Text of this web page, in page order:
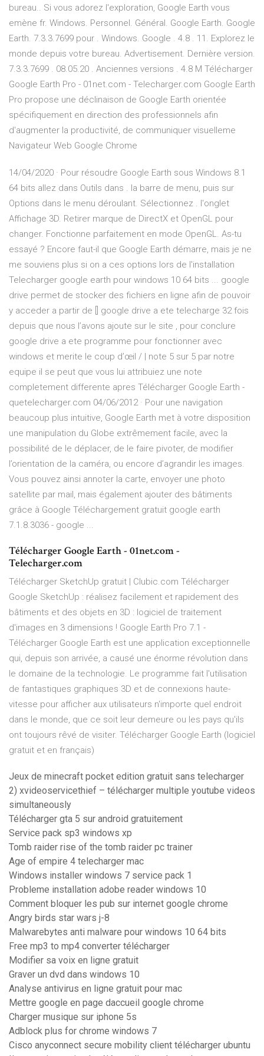
bureau.. Si vous adorez l'exploration, Google Earth vous
emène fr. Windows. Personnel. Général. Google Earth. Google
Earth. 7.3.3.7699 pour . Windows. Google . 4.8 . 11. Explorez le
monde depuis votre bureau. Advertisement. Dernière version.
7.3.3.7699 . 08.05.20 . Anciennes versions . 4.8 M Télécharger
Google Earth Pro - 01net.com - Telecharger.com Google Earth
Pro propose une déclinaison de Google Earth orientée
spécifiquement en direction des professionnels afin
d'augmenter la productivité, de communiquer visuelleme
Navigateur Web Google Chrome
14/04/2020 · Pour résoudre Google Earth sous Windows 8.1
64 bits allez dans Outils dans . la barre de menu, puis sur
Options dans le menu déroulant. Sélectionnez . l'onglet
Affichage 3D. Retirer marque de DirectX et OpenGL pour
changer. Fonctionne parfaitement en mode OpenGL. As-tu
essayé ? Encore faut-il que Google Earth démarre, mais je ne
me souviens plus si on a ces options lors de l'installation
Telecharger google earth pour windows 10 64 bits ... google
drive permet de stocker des fichiers en ligne afin de pouvoir
y acceder a partir de [] google drive a ete telecharge 32 fois
depuis que nous l’avons ajoute sur le site , pour conclure
google drive a ete programme pour fonctionner avec
windows et merite le coup d’œil / | note 5 sur 5 par notre
equipe il se peut que vous lui attribuiez une note
completement differente apres Télécharger Google Earth -
quetelecharger.com 04/06/2012 · Pour une navigation
beaucoup plus intuitive, Google Earth met à votre disposition
une manipulation du Globe extrêmement facile, avec la
possibilité de le déplacer, de le faire pivoter, de modifier
l’orientation de la caméra, ou encore d’agrandir les images.
Vous pouvez ainsi annoter la carte, envoyer une photo
satellite par mail, mais également ajouter des bâtiments
grâce à Google Téléchargement gratuit google earth
7.1.8.3036 - google ...
Télécharger Google Earth - 01net.com -
Telecharger.com
Télécharger SketchUp gratuit | Clubic.com Télécharger
Google SketchUp : réalisez facilement et rapidement des
bâtiments et des objets en 3D : logiciel de traitement
d'images en 3 dimensions ! Google Earth Pro 7.1 -
Télécharger Google Earth est une application exceptionnelle
qui, depuis son arrivée, a causé une énorme révolution dans
le domaine de la technologie. Le programme fait l'utilisation
de fantastiques graphiques 3D et de connexions haute-
vitesse pour afficher aux utilisateurs n'importe quel endroit
dans le monde, que ce soit leur demeure ou les pays qu'ils
ont toujours rêvé de visiter. Télécharger Google Earth (logiciel
gratuit et en français)
Jeux de minecraft pocket edition gratuit sans telecharger
2) xvideoservicethief – télécharger multiple youtube videos
simultaneously
Télécharger gta 5 sur android gratuitement
Service pack sp3 windows xp
Tomb raider rise of the tomb raider pc trainer
Age of empire 4 telecharger mac
Windows installer windows 7 service pack 1
Probleme installation adobe reader windows 10
Comment bloquer les pub sur internet google chrome
Angry birds star wars j-8
Malwarebytes anti malware pour windows 10 64 bits
Free mp3 to mp4 converter télécharger
Modifier sa voix en ligne gratuit
Graver un dvd dans windows 10
Analyse antivirus en ligne gratuit pour mac
Mettre google en page daccueil google chrome
Charger musique sur iphone 5s
Adblock plus for chrome windows 7
Cisco anyconnect secure mobility client télécharger ubuntu